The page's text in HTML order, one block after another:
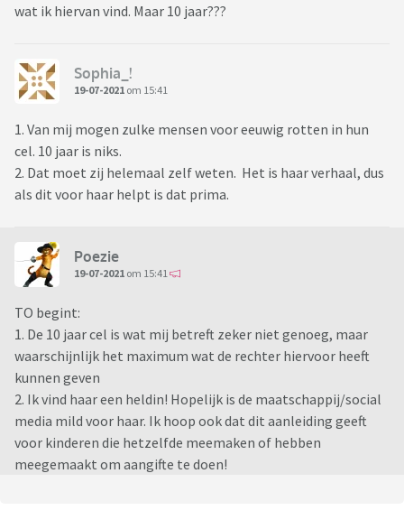
wat ik hiervan vind. Maar 10 jaar???
Sophia_!
19-07-2021 om 15:41
1. Van mij mogen zulke mensen voor eeuwig rotten in hun
cel. 10 jaar is niks.
2. Dat moet zij helemaal zelf weten. Het is haar verhaal, dus
als dit voor haar helpt is dat prima.
Poezie
19-07-2021 om 15:41
TO begint:
1. De 10 jaar cel is wat mij betreft zeker niet genoeg, maar
waarschijnlijk het maximum wat de rechter hiervoor heeft
kunnen geven
2. Ik vind haar een heldin! Hopelijk is de maatschappij/social
media mild voor haar. Ik hoop ook dat dit aanleiding geeft
voor kinderen die hetzelfde meemaken of hebben
meegemaakt om aangifte te doen!